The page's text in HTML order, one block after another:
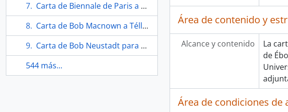
Carta de Biennale de Paris a Téllez.
Carta de Bob Macnown a Téllez.
Carta de Bob Neustadt para Robert A. Neustadt sobre la recepción del libro CADA: La creación de un arte social.
544 más...
Área de contenido y
Alcance y contenido
La
de
Área de condiciones de